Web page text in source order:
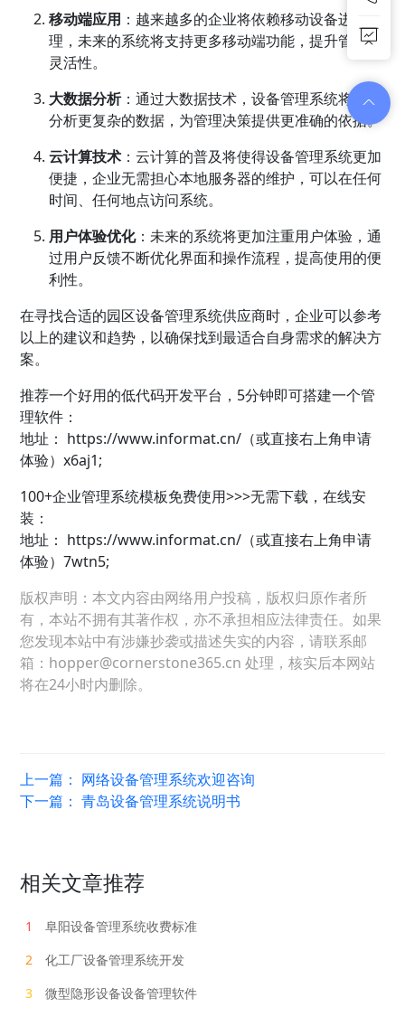
移动端应用 ：越来越多的企业将依赖移动设备进行管
理，未来的系统将支持更多移动端功能，提升管理的
灵活性。
大数据分析：通过大数据技术，设备管理系统将能够
分析更复杂的数据，为管理决策提供更准确的依据。
云计算技术 ：云计算的普及将使得设备管理系统更加
便捷，企业无需担心本地服务器的维护，可以在任何
时间、任何地点访问系统。
用户体验优化：未来的系统将更加注重用户体验，通
过用户反馈不断优化界面和操作流程，提高使用的便
利性。
在寻找合适的园区设备管理系统供应商时，企业可以参考
以上的建议和趋势，以确保找到最适合自身需求的解决方
案。
推荐一个好用的低代码开发平台，5分钟即可搭建一个管
理软件：
地址： https://www.informat.cn/（或直接右上角申请
体验）x6aj1;
100+企业管理系统模板免费使用>>>无需下载，在线安
装：
地址： https://www.informat.cn/（或直接右上角申请
体验）7wtn5;
版权声明：本文内容由网络用户投稿，版权归原作者所
有，本站不拥有其著作权，亦不承担相应法律责任。如果
您发现本站中有涉嫌抄袭或描述失实的内容，请联系邮
箱：hopper@cornerstone365.cn 处理，核实后本网站
将在24小时内删除。
上一篇： 网络设备管理系统欢迎咨询
下一篇：青岛设备管理系统说明书
相关文章推荐
1
阜阳设备管理系统收费标准
2
化工厂设备管理系统开发
3
微型隐形设备设备管理软件